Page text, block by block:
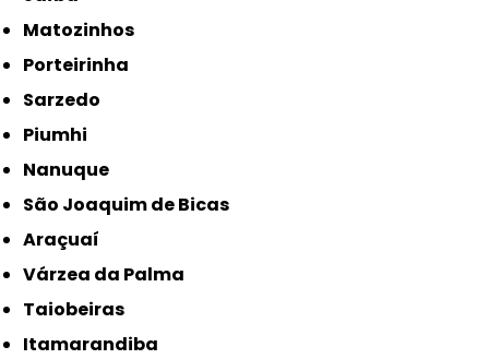
Matozinhos
Porteirinha
Sarzedo
Piumhi
Nanuque
São Joaquim de Bicas
Araçuaí
Várzea da Palma
Taiobeiras
Itamarandiba